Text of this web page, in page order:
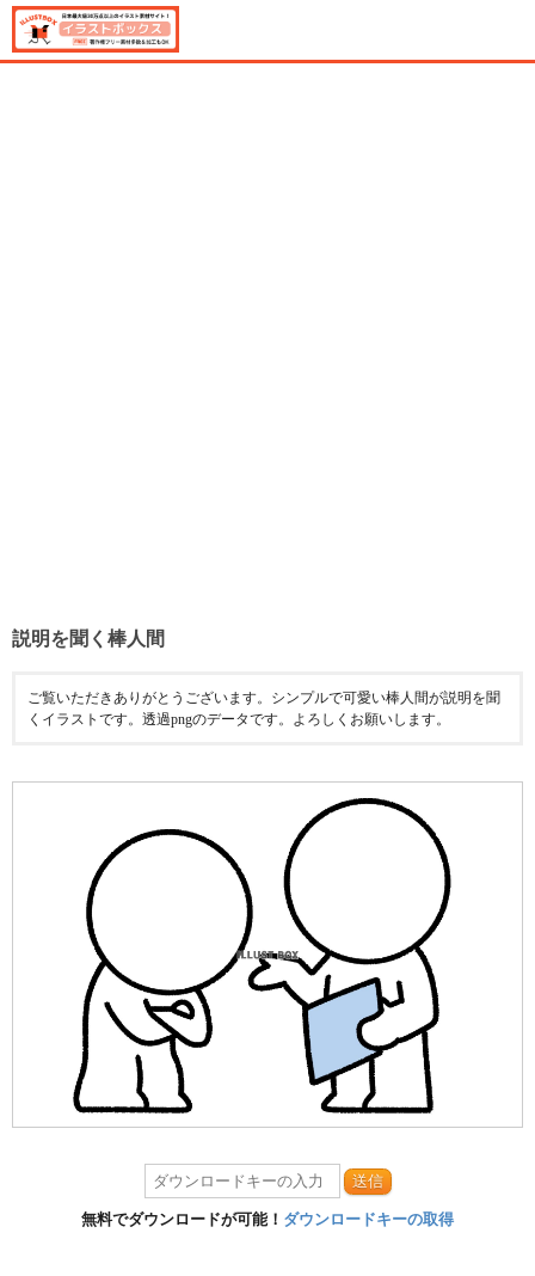
説明を聞く棒人間
ご覧いただきありがとうございます。シンプルで可愛い棒人間が説明を聞
くイラストです。透過pngのデータです。よろしくお願いします。
送信
無料でダウンロードが可能！ ダウンロードキーの取得